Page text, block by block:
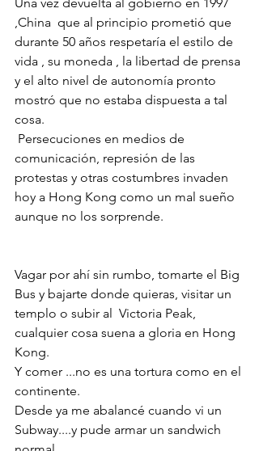
,China  que al principio prometió que
durante 50 años respetaría el estilo de
vida , su moneda , la libertad de prensa
y el alto nivel de autonomía pronto
mostró que no estaba dispuesta a tal
cosa.
comunicación, represión de las
protestas y otras costumbres invaden
hoy a Hong Kong como un mal sueño
aunque no los sorprende.
Vagar por ahí sin rumbo, tomarte el Big
Bus y bajarte donde quieras, visitar un
templo o subir al  Victoria Peak,
cualquier cosa suena a gloria en Hong
Kong.
Y comer ...no es una tortura como en el
continente.
Desde ya me abalancé cuando vi un
Subway....y pude armar un sandwich